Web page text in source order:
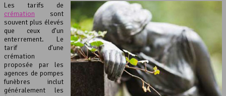
Les tarifs de
crémation sont
souvent plus élevés
que ceux d’un
enterrement. Le
tarif d’une
crémation
proposée par les
agences de pompes
funèbres inclut
généralement les